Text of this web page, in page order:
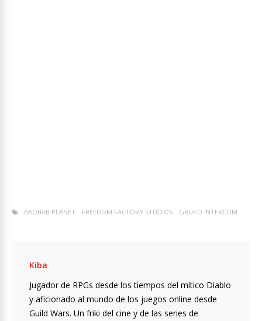
BAOBAB PLANET FREEDOM FACTORY STUDIOS GRUPO INTERCOM
Kiba
Jugador de RPGs desde los tiempos del mítico Diablo
y aficionado al mundo de los juegos online desde
Guild Wars. Un friki del cine y de las series de